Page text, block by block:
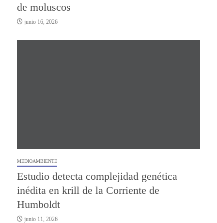
de moluscos
junio 16, 2026
MEDIOAMBIENTE
Estudio detecta complejidad genética
inédita en krill de la Corriente de
Humboldt
junio 11, 2026